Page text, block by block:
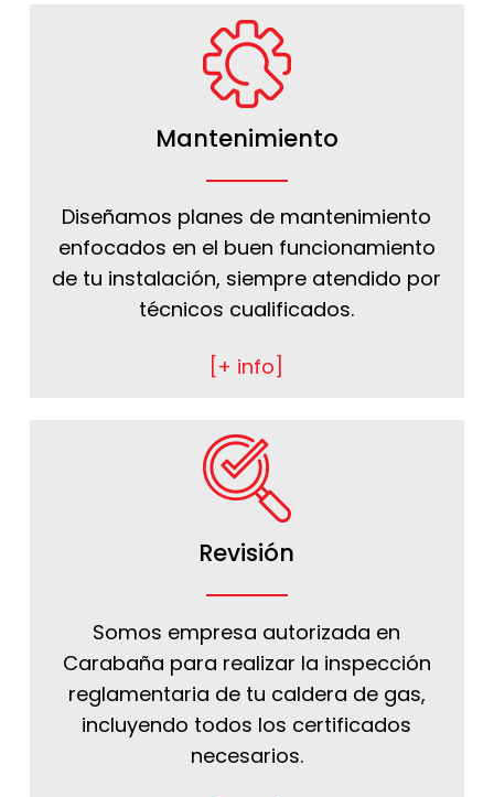
Mantenimiento
Diseñamos planes de mantenimiento
enfocados en el buen funcionamiento
de tu instalación, siempre atendido por
técnicos cualificados.
[+ info]
Revisión
Somos empresa autorizada en
Carabaña para realizar la inspección
reglamentaria de tu caldera de gas,
incluyendo todos los certificados
necesarios.